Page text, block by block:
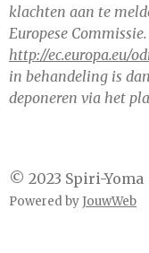
klachten aan te
Europese
http://ec.europa.eu/
in behandeling is
deponeren via het
© 2023 Spiri-Yoma
Powered byJouwWeb